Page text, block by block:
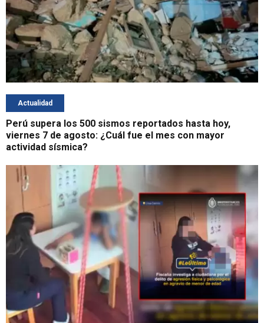
Actualidad
Perú supera los 500 sismos reportados hasta hoy,
viernes 7 de agosto: ¿Cuál fue el mes con mayor
actividad sísmica?